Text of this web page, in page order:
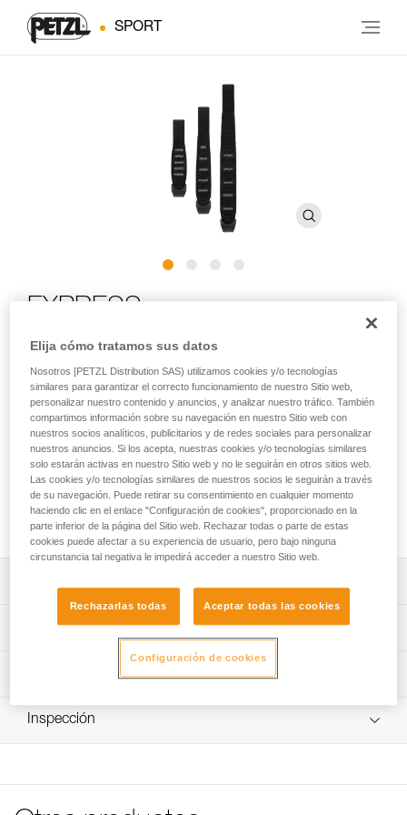
SPORT
EXPRESS
Cinta cosida ergonómica con STRING para confeccionar
una cinta exprés
La cinta cosida EXPRESS se adapta perfectamente para el
trabajo en vías. Gracias a su forma ergonómica, proporciona
una excelente prensión. El protector de cinta STRING
permite estabilizar el mosquetón al mosquetonear y proteger
una parte de la cinta de la abrasión. Está disponible en tres
longitudes (12, 17 y 25 cm) para adaptarse a todas las
utilizaciones y gestionar mejor el rozamiento de la cuerda.
- Forma ergonómica para una prensión excelente.
- Excelente relación peso/prestaciones.
- Adecuado para utilizaciones intensivas.
el mosquetón al mosquetonear y proteger la cinta de la
Características técnicas
Materiales: poliamida y elastómero termoplástico
Características por referencia
Información técnica
Ficha técnica
Descargar el pdf technical-notice-climbing-carabiner-
sling-1
Descargar el pdf UE-Declaration-C040CAxx-EXPRESS
Consejos para el mantenimiento de tus equipos
Inspección
Elija cómo tratamos sus datos
Nosotros [PETZL Distribution SAS) utilizamos cookies y/o tecnologías
similares para garantizar el correcto funcionamiento de nuestro Sitio web,
personalizar nuestro contenido y anuncios, y analizar nuestro tráfico. También
compartimos información sobre su navegación en nuestro Sitio web con
nuestros socios analíticos, publicitarios y de redes sociales para personalizar
nuestros anuncios. Si los acepta, nuestras cookies y/o tecnologías similares
solo estarán activas en nuestro Sitio web y no le seguirán en otros sitios web.
Las cookies y/o tecnologías similares de nuestros socios le seguirán a través
de su navegación. Puede retirar su consentimiento en cualquier momento
haciendo clic en el enlace "Configuración de cookies", proporcionado en la
parte inferior de la página del Sitio web. Rechazar todas o parte de estas
cookies puede afectar a su experiencia de usuario, pero bajo ninguna
circunstancia tal negativa le impedirá acceder a nuestro Sitio web.
Rechazarlas todas Aceptar todas las cookies
Configuración de cookies